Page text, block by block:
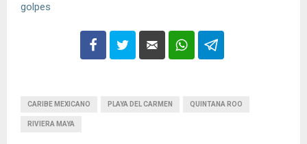
golpes
CARIBE MEXICANO PLAYA DEL CARMEN QUINTANA ROO
RIVIERA MAYA